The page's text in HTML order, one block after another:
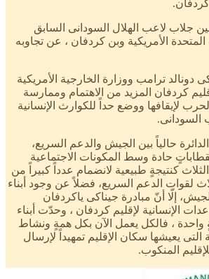
كردفان.
جلاب لاعب الهلال السودانى السابق
المتحدة الأمريكية وبن كردفان ، عن تجاوبه
دونالد ترامب ووزارة الخارجية الأمريكية
كردفان المزيد من الاهتمام وممارسة
لإيقافها ووضع حداً للكوارث الإنسانية
السودانى.
حالياً بين الجيش والدعم السريع،
حادة وسط المكونات الاجتماعية
الثلاث كنتيجةٍ طبيعية لانضمام عدداً كبيراً من
لقوات الدعم السريع، فضلاً عن وجود أبناء
إلّا أنّ مبادرة جيناكى ياكردفان
الإنسانية لإقليم كردفان ، وحدّت أبناء
واحدة ، فالكل يعمل الآن بكل همةٍ ونشاط
التى يعيشها سكان الإقليم تمهيداً لإرسال
المنكوب.